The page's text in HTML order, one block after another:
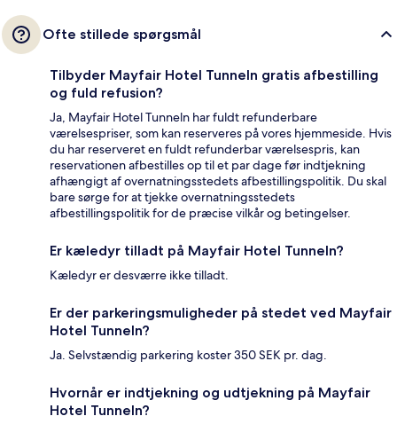
Ofte stillede spørgsmål
Tilbyder Mayfair Hotel Tunneln gratis afbestilling
og fuld refusion?
Ja, Mayfair Hotel Tunneln har fuldt refunderbare
værelsespriser, som kan reserveres på vores hjemmeside. Hvis
du har reserveret en fuldt refunderbar værelsespris, kan
reservationen afbestilles op til et par dage før indtjekning
afhængigt af overnatningsstedets afbestillingspolitik. Du skal
bare sørge for at tjekke overnatningsstedets
afbestillingspolitik for de præcise vilkår og betingelser.
Er kæledyr tilladt på Mayfair Hotel Tunneln?
Kæledyr er desværre ikke tilladt.
Er der parkeringsmuligheder på stedet ved Mayfair
Hotel Tunneln?
Ja. Selvstændig parkering koster 350 SEK pr. dag.
Hvornår er indtjekning og udtjekning på Mayfair
Hotel Tunneln?